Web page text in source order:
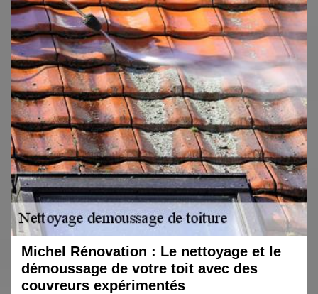
Michel Rénovation : Le nettoyage et le
démoussage de votre toit avec des
couvreurs expérimentés